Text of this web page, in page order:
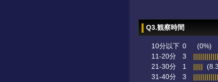
Q3.観察時間
10分以下 0
(0%)
11-20分
3
21-30分
1 |||||
31-40分
3